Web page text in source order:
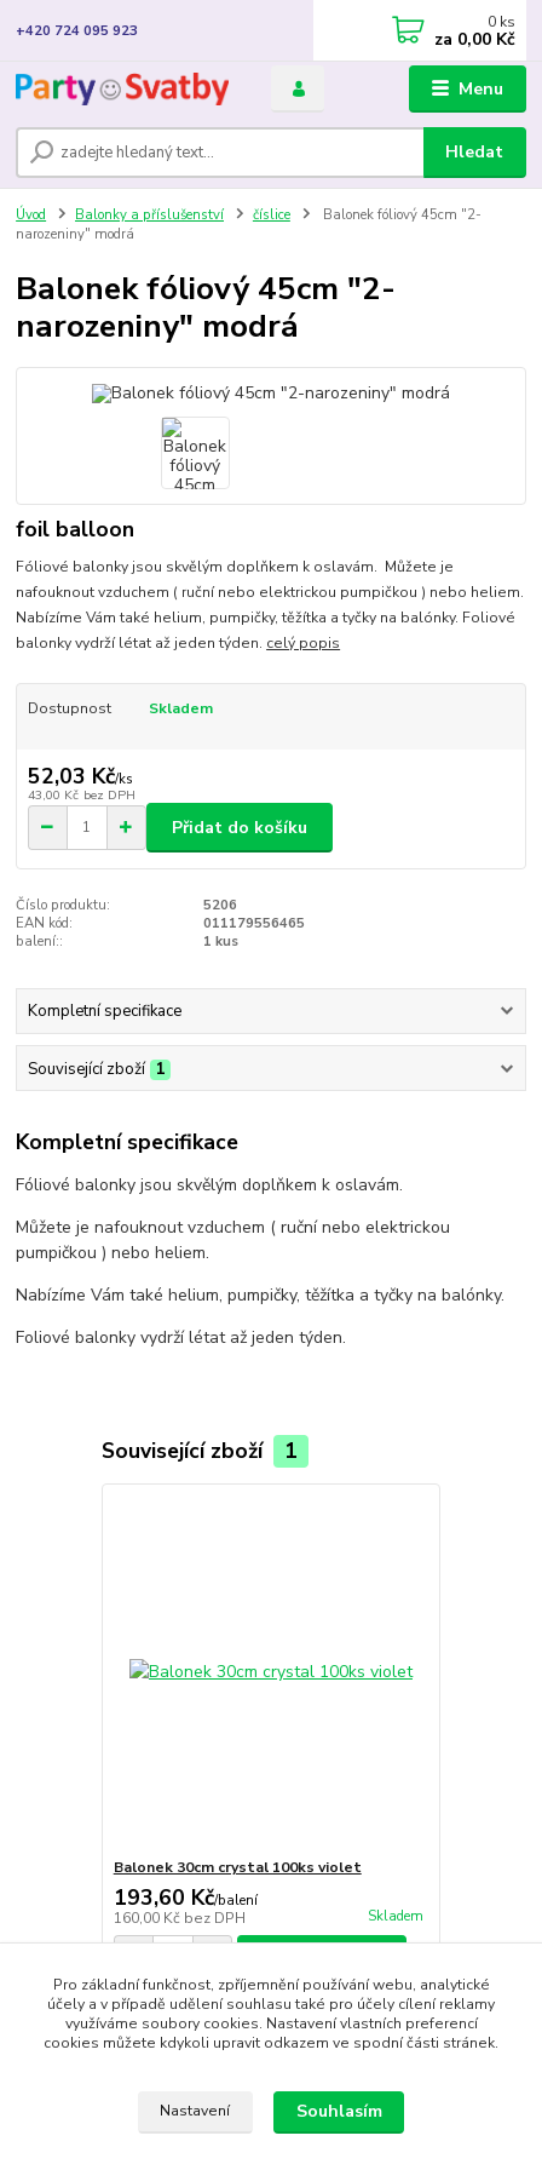
Menu
Hledat
+420 724 095 923 0 ks
za 0,00 Kč
Úvod Balonky a příslušenství číslice
Balonek fóliový 45cm "2-
narozeniny" modrá
Balonek fóliový 45cm "2-
narozeniny" modrá
foil balloon
Fóliové balonky jsou skvělým doplňkem k oslavám. Můžete je
nafouknout vzduchem ( ruční nebo elektrickou pumpičkou ) nebo heliem.
Nabízíme Vám také helium, pumpičky, těžítka a tyčky na balónky. Foliové
balonky vydrží létat až jeden týden. celý popis
Dostupnost Skladem
52,03 Kč/ks
43,00 Kč bez DPH
Přidat do košíku
Číslo produktu:
5206
EAN kód:
011179556465
balení::
1 kus
Kompletní specifikace
Související zboží 1
Kompletní specifikace
Fóliové balonky jsou skvělým doplňkem k oslavám.
Můžete je nafouknout vzduchem ( ruční nebo elektrickou
pumpičkou ) nebo heliem.
Nabízíme Vám také helium, pumpičky, těžítka a tyčky na balónky.
Foliové balonky vydrží létat až jeden týden.
Související zboží 1
Balonek 30cm crystal 100ks violet
193,60 Kč/balení
160,00 Kč bez DPH Skladem
Pro základní funkčnost, zpříjemnění používání webu, analytické
účely a v případě udělení souhlasu také pro účely cílení reklamy
využíváme soubory cookies. Nastavení vlastních preferencí
cookies můžete kdykoli upravit odkazem ve spodní části stránek.
Nastavení Souhlasím